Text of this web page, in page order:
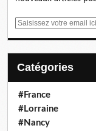
E
Catégories
#France
#Lorraine
#Nancy